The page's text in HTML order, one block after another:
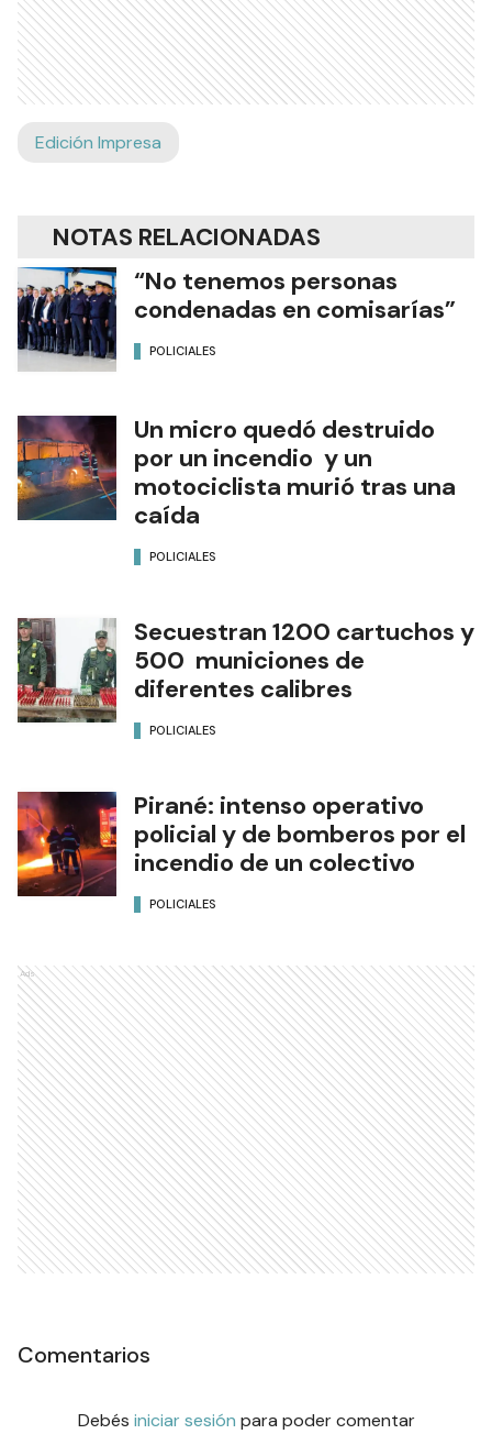
Edición Impresa
NOTAS RELACIONADAS
“No tenemos personas
condenadas en comisarías”
POLICIALES
Un micro quedó destruido
por un incendio y un
motociclista murió tras una
caída
POLICIALES
Secuestran 1200 cartuchos y
500 municiones de
diferentes calibres
POLICIALES
Pirané: intenso operativo
policial y de bomberos por el
incendio de un colectivo
POLICIALES
Ads
Comentarios
Debés iniciar sesión para poder comentar